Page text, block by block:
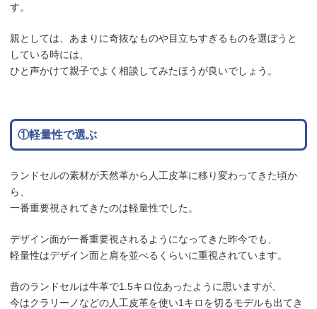
す。
親としては、あまりに奇抜なものや目立ちすぎるものを選ぼうと
している時には、
ひと声かけて親子でよく相談してみたほうが良いでしょう。
①軽量性で選ぶ
ランドセルの素材が天然革から人工皮革に移り変わってきた頃か
ら、
一番重要視されてきたのは軽量性でした。
デザイン面が一番重要視されるようになってきた昨今でも、
軽量性はデザイン面と肩を並べるくらいに重視されています。
昔のランドセルは牛革で1.5キロ位あったように思いますが、
今はクラリーノなどの人工皮革を使い1キロを切るモデルも出てき